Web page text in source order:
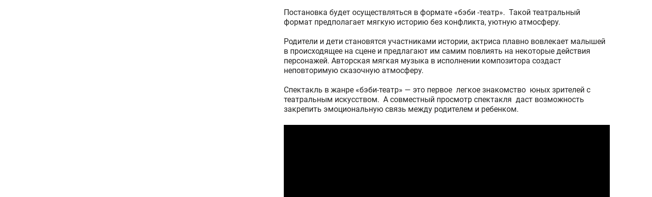
Постановка будет осуществляться в формате «бэби -театр». Такой театральный
формат предполагает мягкую историю без конфликта, уютную атмосферу.
Родители и дети становятся участниками истории, актриса плавно вовлекает малышей
в происходящее на сцене и предлагают им самим повлиять на некоторые действия
персонажей. Авторская мягкая музыка в исполнении композитора создаст
неповторимую сказочную атмосферу.
Спектакль в жанре «бэби-театр» — это первое легкое знакомство юных зрителей с
театральным искусством. А совместный просмотр спектакля даст возможность
закрепить эмоциональную связь между родителем и ребенком.